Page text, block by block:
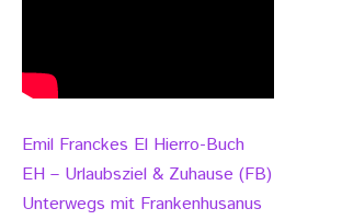
Emil Franckes El Hierro-Buch
EH – Urlaubsziel & Zuhause (FB)
Unterwegs mit Frankenhusanus